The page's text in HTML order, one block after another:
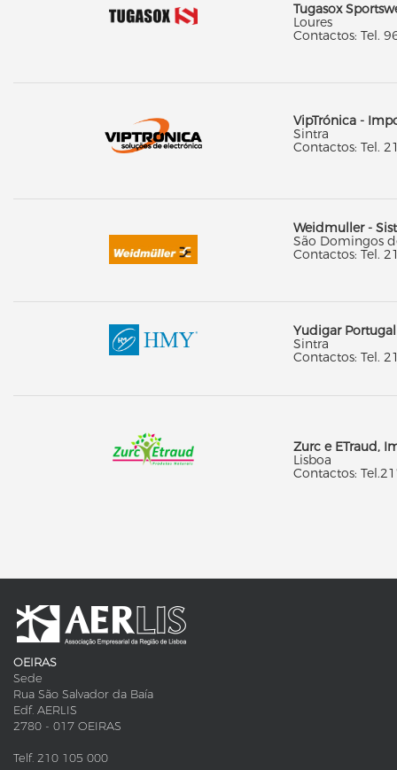
Tugasox
Loures
Contactos: Tel.
VipTrónica -
Sintra
Contactos: Tel.
Weidmuller -
São Domingos
Contactos: Tel.
Yudigar
Sintra
Contactos: Tel.
Zurc e ETraud,
Contactos:
OEIRAS
Sede
Rua São Salvador da Baía
Edf. AERLIS
2780 - 017 OEIRAS
Telf. 210 105 000